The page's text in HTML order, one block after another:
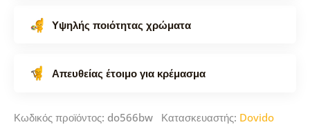
Υψηλής ποιότητας χρώματα
Απευθείας έτοιμο για κρέμασμα
Κωδικός προϊόντος: do566bw Κατασκευαστής: Dovido